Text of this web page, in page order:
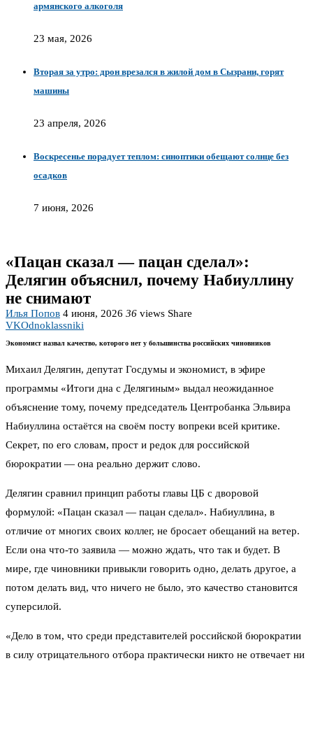
армянского алкоголя
23 мая, 2026
Вторая за утро: дрон врезался в жилой дом в Сызрани, горят
машины
23 апреля, 2026
Воскресенье порадует теплом: синоптики обещают солнце без
осадков
7 июня, 2026
«Пацан сказал — пацан сделал»:
Делягин объяснил, почему Набиуллину
не снимают
Илья Попов 4 июня, 2026 36 views Share
VKOdnoklassniki
Экономист назвал качество, которого нет у большинства российских чиновников
Михаил Делягин, депутат Госдумы и экономист, в эфире
программы «Итоги дна с Делягиным» выдал неожиданное
объяснение тому, почему председатель Центробанка Эльвира
Набиуллина остаётся на своём посту вопреки всей критике.
Секрет, по его словам, прост и редок для российской
бюрократии — она реально держит слово.
Делягин сравнил принцип работы главы ЦБ с дворовой
формулой: «Пацан сказал — пацан сделал». Набиуллина, в
отличие от многих своих коллег, не бросает обещаний на ветер.
Если она что-то заявила — можно ждать, что так и будет. В
мире, где чиновники привыкли говорить одно, делать другое, а
потом делать вид, что ничего не было, это качество становится
суперсилой.
«Дело в том, что среди представителей российской бюрократии
в силу отрицательного отбора практически никто не отвечает ни